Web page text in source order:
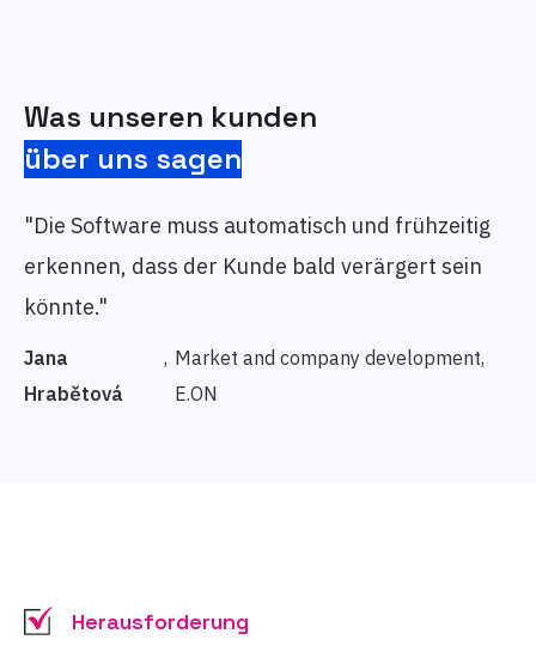
Was unseren kunden
über uns sagen
"Die Software muss automatisch und frühzeitig
erkennen, dass der Kunde bald verärgert sein
könnte."
Jana
Hrabětová
, Market and company development,
E.ON
Herausforderung